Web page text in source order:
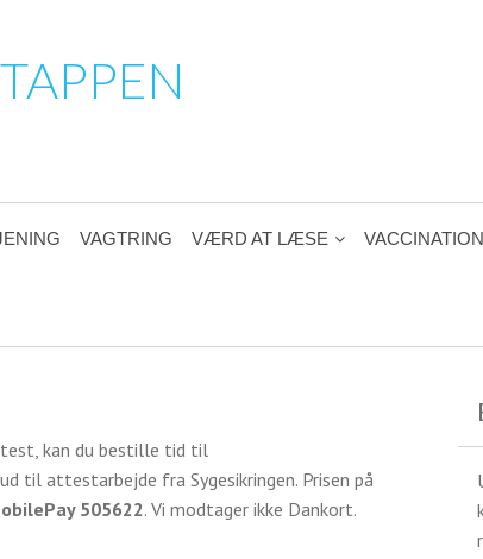
VAGTRING VÆRD AT LÆSE
kan du bestille tid til
til attestarbejde fra Sygesikringen. Prisen på
505622. Vi modtager ikke Dankort.